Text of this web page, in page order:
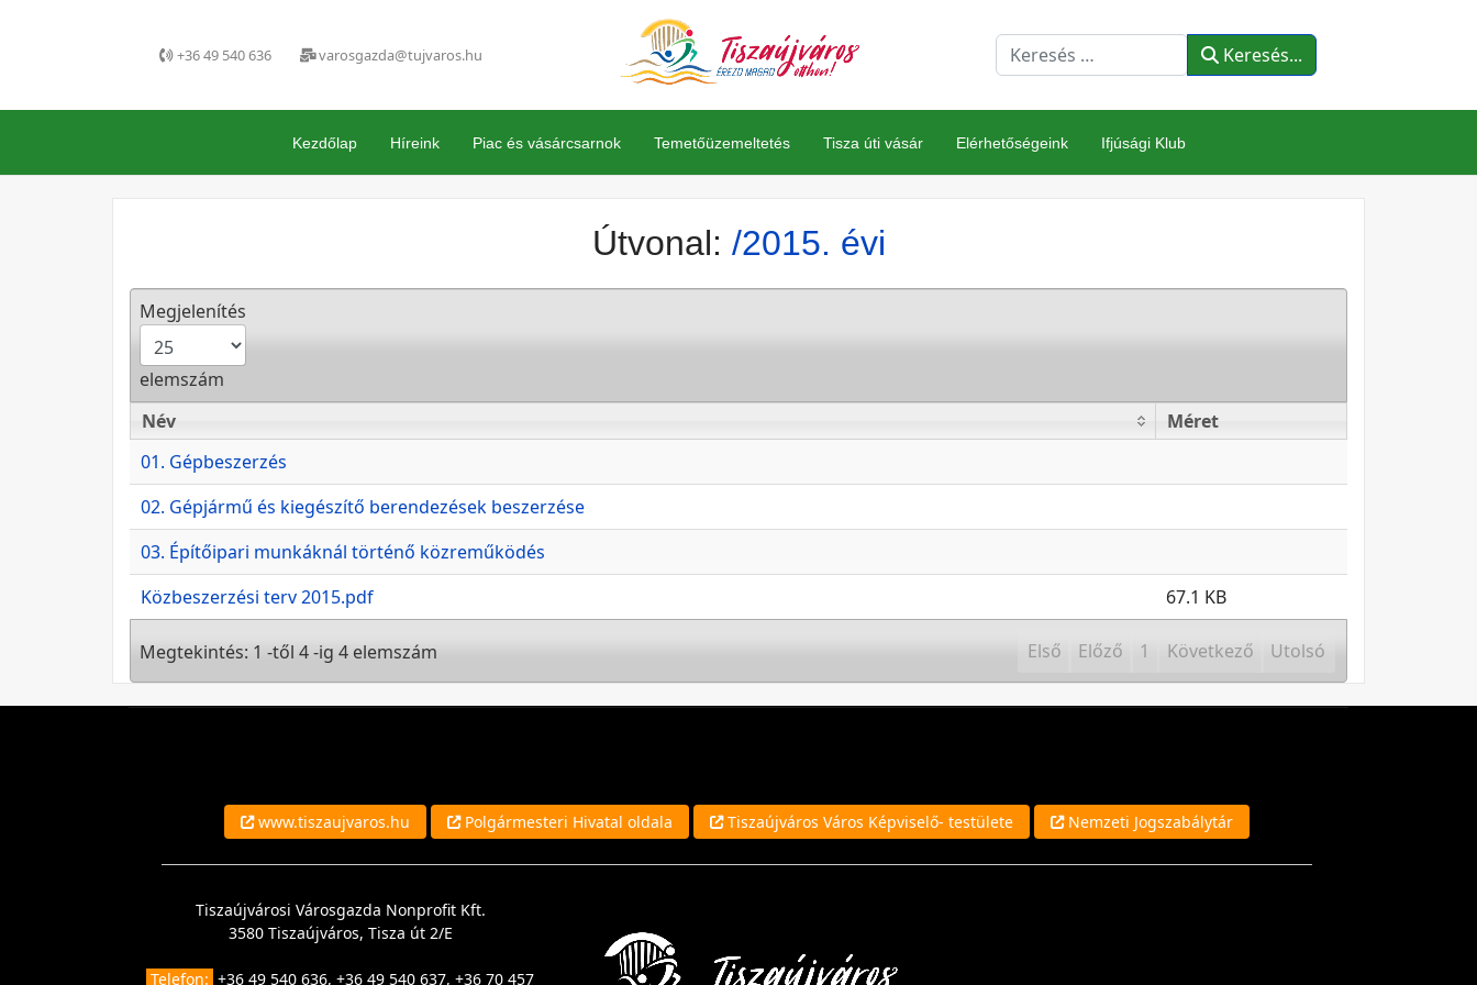
+36 49 540 636 varosgazda@tujvaros.hu Keresés... Keresés...
Kezdőlap Híreink Piac és vásárcsarnok Temetőüzemeltetés Tisza úti vásár Elérhetőségeink Ifjúsági Klub
Útvonal: /2015. évi
Megjelenítés
elemszám
Név
Méret
Név
01. Gépbeszerzés
02. Gépjármű és kiegészítő berendezések beszerzése
03. Építőipari munkáknál történő közreműködés
Közbeszerzési terv 2015.pdf
67.1 KB
Megtekintés: 1 -től 4 -ig 4 elemszám Első Előző 1 Következő Utolsó
www.tiszaujvaros.hu Polgármesteri Hivatal oldala Tiszaújváros Város Képviselő- testülete Nemzeti Jogszabálytár
Tiszaújvárosi Városgazda Nonprofit Kft.
3580 Tiszaújváros, Tisza út 2/E
Telefon: +36 49 540 636, +36 49 540 637, +36 70 457